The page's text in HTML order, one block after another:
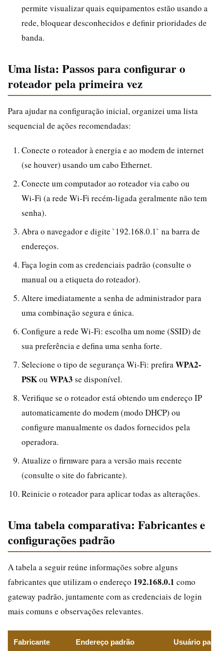
permite visualizar quais equipamentos estão usando a
rede, bloquear desconhecidos e definir prioridades de
banda.
Uma lista: Passos para configurar o
roteador pela primeira vez
Para ajudar na configuração inicial, organizei uma lista
sequencial de ações recomendadas:
Conecte o roteador à energia e ao modem de internet
(se houver) usando um cabo Ethernet.
Conecte um computador ao roteador via cabo ou
Wi‑Fi (a rede Wi‑Fi recém‑ligada geralmente não tem
senha).
Abra o navegador e digite `192.168.0.1` na barra de
endereços.
Faça login com as credenciais padrão (consulte o
manual ou a etiqueta do roteador).
Altere imediatamente a senha de administrador para
uma combinação segura e única.
Configure a rede Wi‑Fi: escolha um nome (SSID) de
sua preferência e defina uma senha forte.
Selecione o tipo de segurança Wi‑Fi: prefira WPA2-
PSKou WPA3 se disponível.
Verifique se o roteador está obtendo um endereço IP
automaticamente do modem (modo DHCP) ou
configure manualmente os dados fornecidos pela
operadora.
Atualize o firmware para a versão mais recente
(consulte o site do fabricante).
Reinicie o roteador para aplicar todas as alterações.
Uma tabela comparativa: Fabricantes e
configurações padrão
A tabela a seguir reúne informações sobre alguns
fabricantes que utilizam o endereço 192.168.0.1 como
gateway padrão, juntamente com as credenciais de login
mais comuns e observações relevantes.
Fabricante Endereço padrão Usuário